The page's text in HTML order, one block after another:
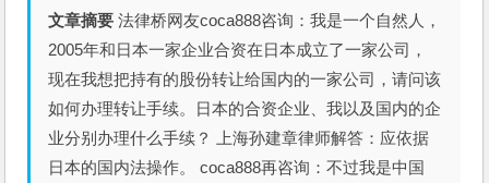
文章摘要 法律桥网友coca888咨询：我是一个自然人，
2005年和日本一家企业合资在日本成立了一家公司，
现在我想把持有的股份转让给国内的一家公司，请问该
如何办理转让手续。日本的合资企业、我以及国内的企
业分别办理什么手续？ 上海孙建章律师解答：应依据
日本的国内法操作。 coca888再咨询：不过我是中国